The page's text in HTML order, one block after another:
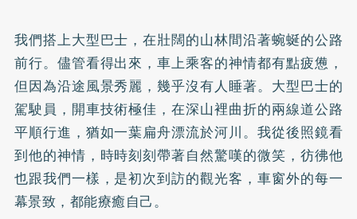
我們搭上大型巴士，在壯闊的山林間沿著蜿蜒的公路
前行。儘管看得出來，車上乘客的神情都有點疲憊，
但因為沿途風景秀麗，幾乎沒有人睡著。大型巴士的
駕駛員，開車技術極佳，在深山裡曲折的兩線道公路
平順行進，猶如一葉扁舟漂流於河川。我從後照鏡看
到他的神情，時時刻刻帶著自然驚嘆的微笑，彷彿他
也跟我們一樣，是初次到訪的觀光客，車窗外的每一
幕景致，都能療癒自己。